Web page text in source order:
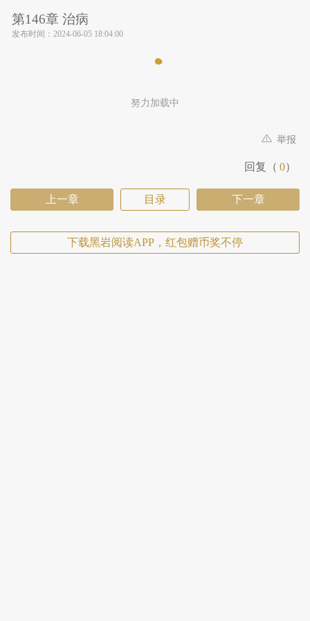
第146章 治病
发布时间： 2024-06-05 18:04:00
努力加载中
举报
回复（ 0）
上一章 目录 下一章
下载黑岩阅读APP，红包赠币奖不停